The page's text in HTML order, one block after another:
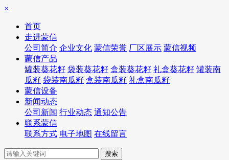
×
首页
走进蒙信
公司简介 企业文化 蒙信荣誉 厂区展示 蒙信视频
蒙信产品
罐装葵花籽 袋装葵花籽 盒装葵花籽 礼盒葵花籽 罐装南
瓜籽 袋装南瓜籽 盒装南瓜籽 礼盒南瓜籽
蒙信设备
新闻动态
公司新闻 行业动态 通知公告
联系蒙信
联系方式 电子地图 在线留言